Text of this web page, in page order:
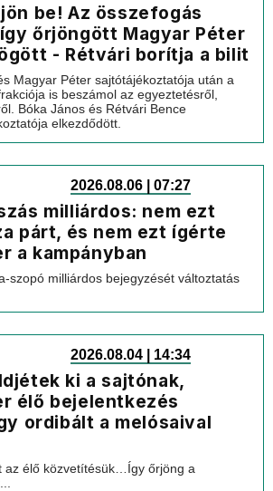
be! Az összefogás
őrjöngött Magyar Péter
- Rétvári borítja a bilit
Magyar Péter sajtótájékoztatója után a
is beszámol az egyeztetésről,
Bóka János és Rétvári Bence
elkezdődött.
2026.08.06 | 07:27
milliárdos: nem ezt
párt, és nem ezt ígérte
a kampányban
szopó milliárdos bejegyzését változtatás
2026.08.04 | 14:34
ki a sajtónak,
élő bejelentkezés
ordibált a melósaival
az élő közvetítésük…Így őrjöng a